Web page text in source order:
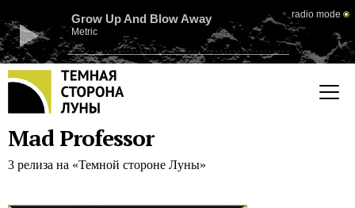
Grow Up And Blow Away
Metric
radio mode
Mad Professor
3 релиза на «Темной стороне Луны»